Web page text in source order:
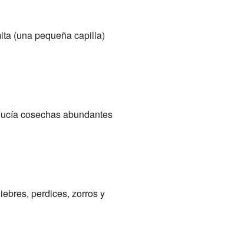
(una pequeña capilla)
cosechas abundantes
perdices, zorros y